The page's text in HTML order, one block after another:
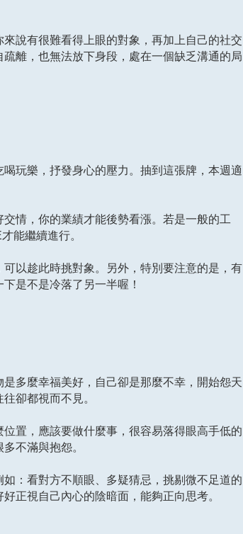
說有很難看得上眼的對象，再加上自己的社交
離，也無法放下身段，處在一個缺乏溝通的局
玩樂，抒發身心的壓力。抽到這張牌，本週適
情，你的業績才能後勢看漲。若是一般的工
能繼續進行。
以趁此時挑對象。另外，特別要注意的是，有
是不是冷落了另一半喔！
多麼幸福美好，自己卻是那麼不幸，開始怨天
卻都視而不見。
置，應該要做什麼事，很容易落得眼高手低的
不滿與抱怨。
：看對方不順眼、多疑猜忌，挑剔微不足道的
正視自己內心的陰暗面，能夠正向思考。